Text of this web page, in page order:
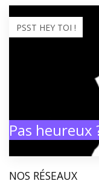
PSST HEY TOI !
Pas heureux
NOS RÉSEAUX